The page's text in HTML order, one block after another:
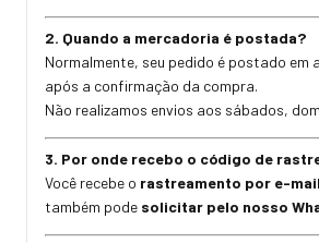
2. Quando a mercadoria é postada?
Normalmente, seu pedido é postado em
após a confirmação da compra.
Não realizamos envios aos sábados,
3. Por onde recebo o código de
Você recebe o rastreamento por e-mail
também pode solicitar pelo nosso